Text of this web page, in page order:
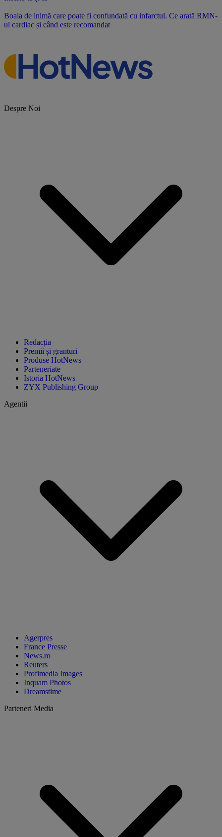
Boala de inimă care poate fi confundată cu infarctul. Ce arată RMN-
ul cardiac și când este recomandat
Despre Noi
Redacția
Premii și granturi
Produse HotNews
Parteneriate
Istoria HotNews
ZYX Publishing Group
Agentii
Agerpres
France Presse
News.ro
Reuters
Profimedia Images
Inquam Photos
Dreamstime
Parteneri Media